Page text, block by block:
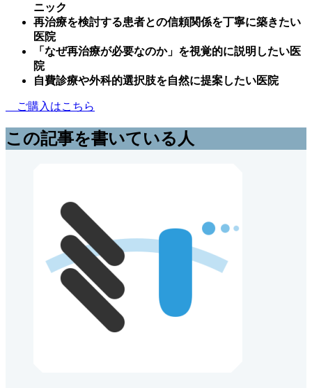
ニック
再治療を検討する患者との信頼関係を丁寧に築きたい
医院
「なぜ再治療が必要なのか」を視覚的に説明したい医
院
自費診療や外科的選択肢を自然に提案したい医院
ご購入はこちら
この記事を書いている人